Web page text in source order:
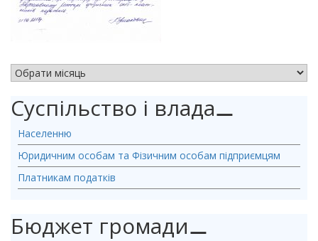
Суспільство і влада⚊
Населенню
Юридичним особам та Фізичним особам підприємцям
Платникам податків
Бюджет громади⚊